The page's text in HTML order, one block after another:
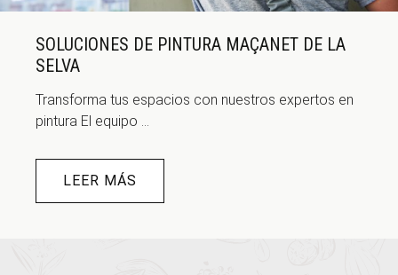
SOLUCIONES DE PINTURA MAÇANET DE LA
SELVA
Transforma tus espacios con nuestros expertos en
pintura El equipo ...
LEER MÁS